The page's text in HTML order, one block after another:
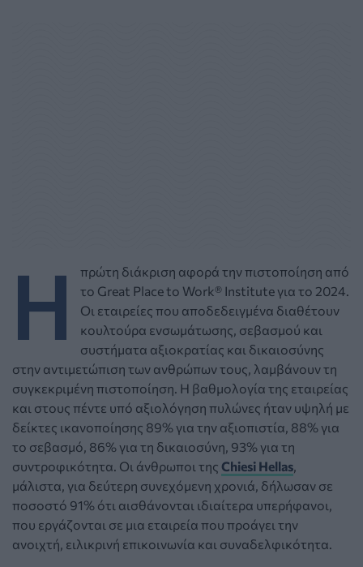
Η
πρώτη διάκριση αφορά την πιστοποίηση από
το Great Place to Work® Institute για το 2024.
Οι εταιρείες που αποδεδειγμένα διαθέτουν
κουλτούρα ενσωμάτωσης, σεβασμού και
συστήματα αξιοκρατίας και δικαιοσύνης
στην αντιμετώπιση των ανθρώπων τους, λαμβάνουν τη
συγκεκριμένη πιστοποίηση. Η βαθμολογία της εταιρείας
και στους πέντε υπό αξιολόγηση πυλώνες ήταν υψηλή με
δείκτες ικανοποίησης 89% για την αξιοπιστία, 88% για
το σεβασμό, 86% για τη δικαιοσύνη, 93% για τη
συντροφικότητα. Οι άνθρωποι της Chiesi Hellas,
μάλιστα, για δεύτερη συνεχόμενη χρονιά, δήλωσαν σε
ποσοστό 91% ότι αισθάνονται ιδιαίτερα υπερήφανοι,
που εργάζονται σε μια εταιρεία που προάγει την
ανοιχτή, ειλικρινή επικοινωνία και συναδελφικότητα.